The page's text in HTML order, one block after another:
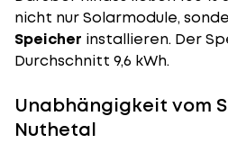
nicht nur Solarmodule,
Speicher installieren. Der
Durchschnitt 9,6 kWh.
Unabhängigkeit vom
Nuthetal